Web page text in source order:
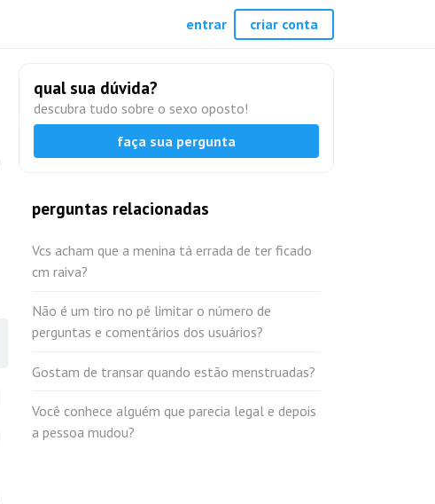
qual sua dúvida?
descubra tudo sobre o sexo oposto!
faça sua pergunta
perguntas relacionadas
Vcs acham que a menina tá errada de ter ficado
cm raiva?
Não é um tiro no pé limitar o número de
perguntas e comentários dos usuários?
Gostam de transar quando estão menstruadas?
Você conhece alguém que parecia legal e depois
a pessoa mudou?
entrar criar conta